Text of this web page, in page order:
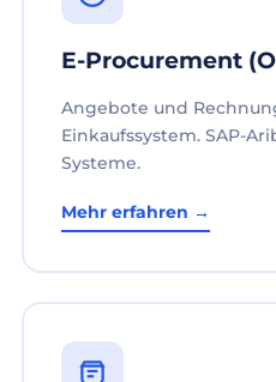
E-Procurement
Angebote und
Einkaufssystem. SAP-
Systeme.
Mehr erfahren →